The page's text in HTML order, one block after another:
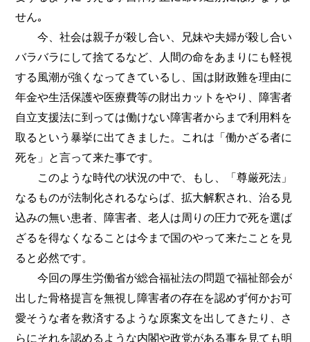
せん｡
今、社会は親子が殺し合い、兄妹や夫婦が殺し合い
バラバラにして捨てるなど、人間の命をあまりにも軽視
する風潮が強くなってきているし、国は財政難を理由に
年金や生活保護や医療費等の財出カットをやり、障害者
自立支援法に到っては働けない障害者からまで利用料を
取るという暴挙に出てきました。これは「働かざる者に
死を」と言って来た事です。
このような時代の状況の中で、もし、「尊厳死法」
なるものが法制化されるならば、拡大解釈され、治る見
込みの無い患者、障害者、老人は周りの圧力で死を選ば
ざるを得なくなることは今まで国のやって来たことを見
ると必然です。
今回の厚生労働省が総合福祉法の問題で福祉部会が
出した骨格提言を無視し障害者の存在を認めず何かお可
愛そうな者を救済するような原案文を出してきたり、さ
らにそれを認めるような内閣や政党がある事を見ても明